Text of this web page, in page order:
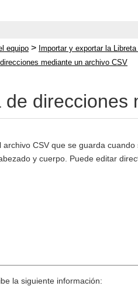
equipo > Importar y exportar la
mediante un archivo CSV
direcciones
CSV que se guarda
y cuerpo. Puede editar
la siguiente información: